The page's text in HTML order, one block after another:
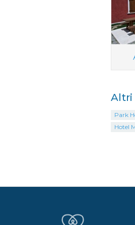
Altri
Park
Hotel